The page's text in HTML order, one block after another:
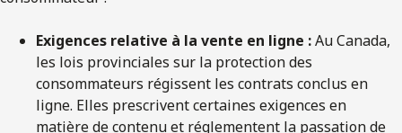
Exigences relative à la vente en ligne :Au Canada,
les lois provinciales sur la protection des
consommateurs régissent les contrats conclus en
ligne. Elles prescrivent certaines exigences en
matière de contenu et réglementent la passation de